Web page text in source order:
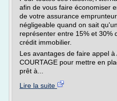
afin de vous faire économiser
de votre assurance
négligeable quand on sait
représenter entre 15% et 30%
crédit immobilier.
Les avantages de faire appel à
COURTAGE pour mettre en
prêt à...
Lire la suite